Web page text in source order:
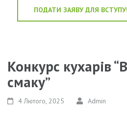
ПОДАТИ ЗАЯВУ ДЛЯ ВСТУПУ!
Конкурс кухарів
смаку”
4 Лютого, 2025 Admin